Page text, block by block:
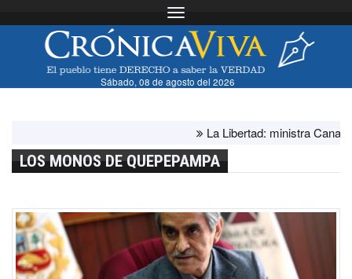
Toggle navigation
Sábado, 08 de agosto del 2026
La Libertad: ministra Canales
LOS MONOS DE QUEPEPAMPA